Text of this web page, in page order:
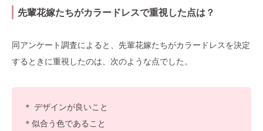
先輩花嫁たちがカラードレスで重視した点は？
同アンケート調査によると、先輩花嫁たちがカラードレスを決定
するときに重視したのは、次のような点でした。
＊ デザインが良いこと
＊似合う色であること